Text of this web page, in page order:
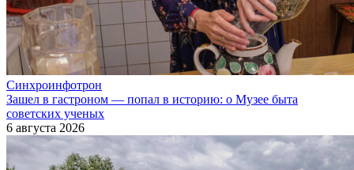
Синхроинфотрон
Зашел в гастроном — попал в историю: о Музее быта
советских ученых
6 августа 2026